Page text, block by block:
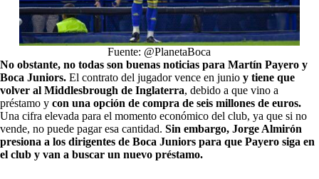
Fuente: @PlanetaBoca
No obstante, no todas son buenas noticias para Martín Payero y
Boca Juniors. El contrato del jugador vence en junio y tiene que
volver al Middlesbrough de Inglaterra, debido a que vino a
préstamo y con una opción de compra de seis millones de euros.
Una cifra elevada para el momento económico del club, ya que si no
vende, no puede pagar esa cantidad. Sin embargo, Jorge Almirón
presiona a los dirigentes de Boca Juniors para que Payero siga en
el club y van a buscar un nuevo préstamo.